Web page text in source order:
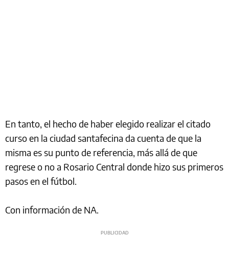
En tanto, el hecho de haber elegido realizar el citado
curso en la ciudad santafecina da cuenta de que la
misma es su punto de referencia, más allá de que
regrese o no a Rosario Central donde hizo sus primeros
pasos en el fútbol.
Con información de NA.